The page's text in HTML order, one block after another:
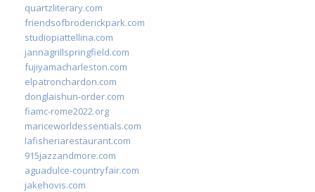
quartzliterary.com
friendsofbroderickpark.com
studiopiattellina.com
jannagrillspringfield.com
fujiyamacharleston.com
elpatronchardon.com
donglaishun-order.com
fiamc-rome2022.org
mariceworldessentials.com
lafisheriarestaurant.com
915jazzandmore.com
aguadulce-countryfair.com
jakehovis.com